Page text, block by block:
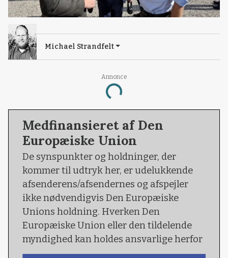
Annonce
Loading...
Michael Strandfelt
Medfinansieret af Den
Europæiske Union
De synspunkter og holdninger, der
kommer til udtryk her, er udelukkende
afsenderens/afsendernes og afspejler
ikke nødvendigvis Den Europæiske
Unions holdning. Hverken Den
Europæiske Union eller den tildelende
myndighed kan holdes ansvarlige herfor